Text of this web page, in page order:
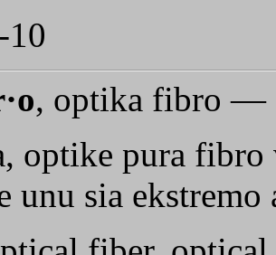
10
, optika fibro —
optike pura fibro
unu sia ekstremo